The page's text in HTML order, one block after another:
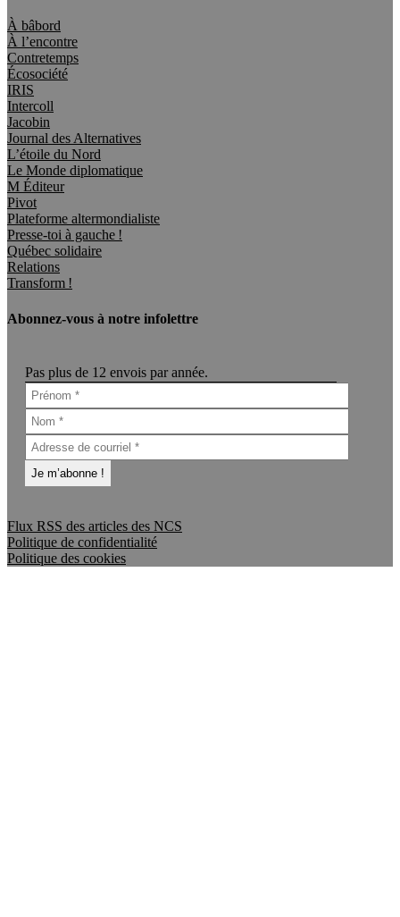
À bâbord
À l’encontre
Contretemps
Écosociété
IRIS
Intercoll
Jacobin
Journal des Alternatives
L’étoile du Nord
Le Monde diplomatique
M Éditeur
Pivot
Plateforme altermondialiste
Presse-toi à gauche !
Québec solidaire
Relations
Transform !
Abonnez-vous à notre infolettre
Pas plus de 12 envois par année.
Flux RSS des articles des NCS
Politique de confidentialité
Politique des cookies